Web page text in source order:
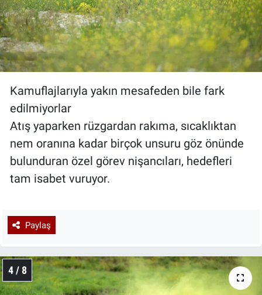
Kamuflajlarıyla yakın mesafeden bile fark
edilmiyorlar
Atış yaparken rüzgardan rakıma, sıcaklıktan
nem oranına kadar birçok unsuru göz önünde
bulunduran özel görev nişancıları, hedefleri
tam isabet vuruyor.
Paylaş
4 / 8